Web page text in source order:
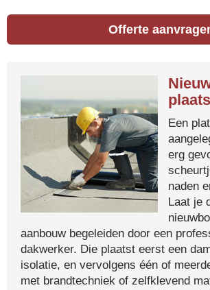
Offerte
Een
erg
naden
Laat je
aanbouw begeleiden door een
dakwerker. Die plaatst eerst een
isolatie, en vervolgens één of
met brandtechniek of zelfklevend